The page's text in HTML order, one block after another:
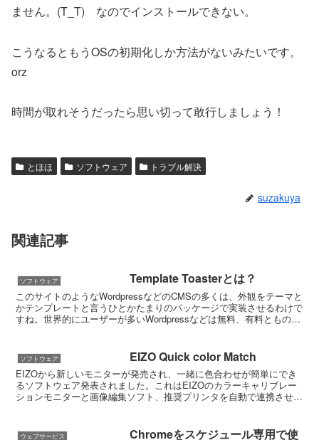
ません。(T_T) なのでインストールできない。
こうなるともうOSの初期化しか方法がないみたいです。
orz
時間が取れそうだったら思い切って敢行しましょう！
とほほ ソフトウェア トラブル解決
suzakuya
関連記事
ソフトウェア Template Toasterとは？
このサイトのようなWordpressなどのCMSの多くは、外観をテーマと
かテンプレートと言うひとかたまりのパッケージで実装させるわけで
すね。世界的にユーザーが多いWordpressなどは無料、有料とものす
ソフトウェア EIZO Quick color Match
EIZOから新しいモニターが発売され、一緒に色合わせが簡単にでき
るソフトウェア発表されました。これはEIZOのカラーキャリブレー
ションモニターと画像編集ソフト、推奨プリンタを自動で連携させる
ウェブサービス
Chromeをスケジュール専用で使